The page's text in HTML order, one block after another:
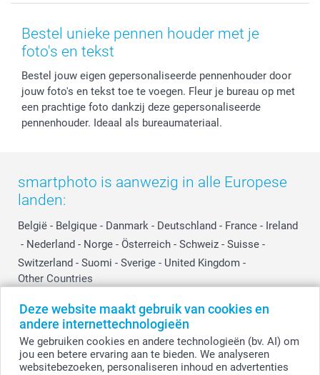
Deze website maakt gebruik van cookies en
andere internettechnologieën
We gebruiken cookies en andere technologieën (bv. AI) om
jou een betere ervaring aan te bieden. We analyseren
websitebezoeken, personaliseren inhoud en advertenties
Herroepingsrecht
Privacy
Reviews
Prijslijst
Investor Relations
Mijn orderstatus
smartbonus
service@smartphoto.nl
Affiliate partnerprogramma
Partnerships
Baby
Moederdag
Huwelijk
Bestel unieke pennen houder met je
foto's en tekst
Bestel jouw eigen gepersonaliseerde pennenhouder door
jouw foto's en tekst toe te voegen. Fleur je bureau op met
een prachtige foto dankzij deze gepersonaliseerde
pennenhouder. Ideaal als bureaumateriaal.
smartphoto is aanwezig in alle Europese
landen:
België - Belgique - Danmark - Deutschland - France - Ireland
- Nederland - Norge - Österreich - Schweiz - Suisse -
Switzerland - Suomi - Sverige - United Kingdom -
Other Countries
Alle prijzen zijn in EURO (€) inclusief BTW en exclusief verzendkosten.